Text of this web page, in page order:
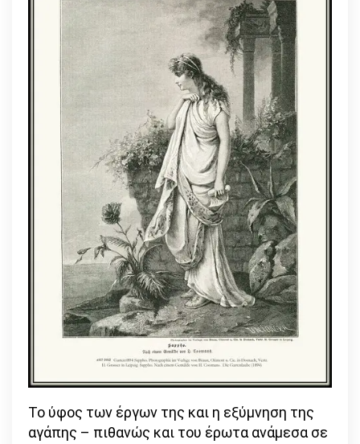
Το ύφος των έργων της και η εξύμνηση της
αγάπης – πιθανώς και του έρωτα ανάμεσα σε